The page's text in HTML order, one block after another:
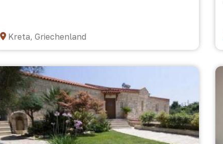
Kreta, Griechenland